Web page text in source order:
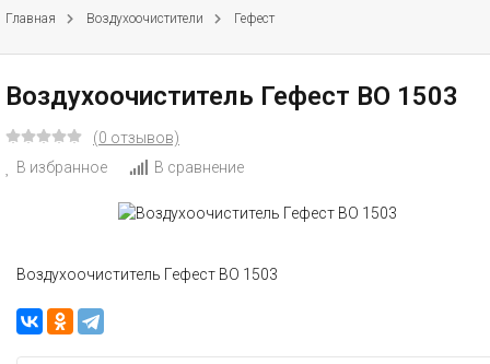
Главная Воздухоочистители Гефест
Воздухоочиститель Гефест ВО 1503
(0 отзывов)
В избранное
В сравнение
Воздухоочиститель Гефест ВО 1503